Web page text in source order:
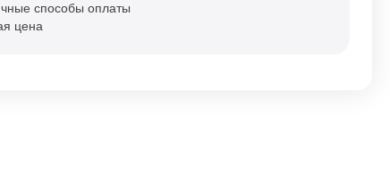
способы оплаты
цена